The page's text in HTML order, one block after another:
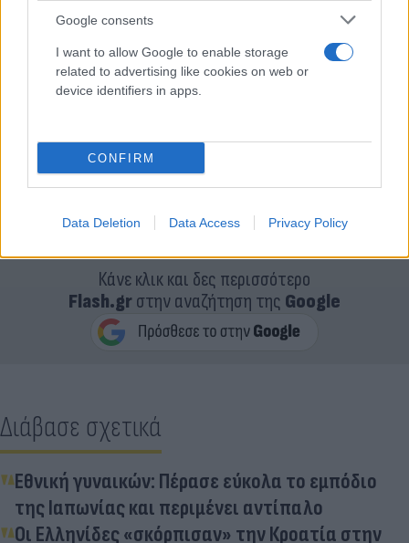
Google consents
I want to allow Google to enable storage
related to advertising like cookies on web or
device identifiers in apps.
CONFIRM
Data Deletion Data Access Privacy Policy
Κάνε κλικ και δες περισσότερο
Flash.grστην αναζήτηση της Google
Διάβασε σχετικά
Εθνική γυναικών: Πέρασε εύκολα το εμπόδιο
της Ιαπωνίας και περιμένει αντίπαλο
Οι Ελληνίδες «σκόρπισαν» την Κροατία στην